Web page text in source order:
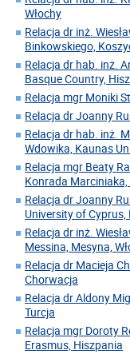
Włochy
Relacja dr inż.
Binkowskiego,
Relacja dr hab. inż.
Basque Country,
Relacja mgr Moniki
Relacja dr Joanny
Relacja dr hab. inż.
Wdowika, Kaunas
Relacja mgr Beaty
Konrada Marciniaka,
Relacja dr Joanny
University of Cyprus,
Relacja dr inż.
Messina, Mesyna,
Relacja dr Macieja
Chorwacja
Relacja dr Aldony
Turcja
Relacja mgr Doroty
Erasmus, Hiszpania